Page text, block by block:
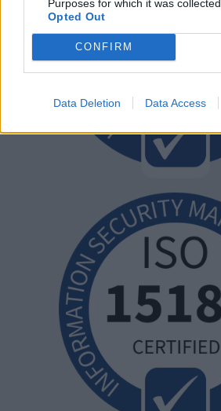
Purposes for which it was collected.
Opted Out
CONFIRM
Data Deletion Data Access